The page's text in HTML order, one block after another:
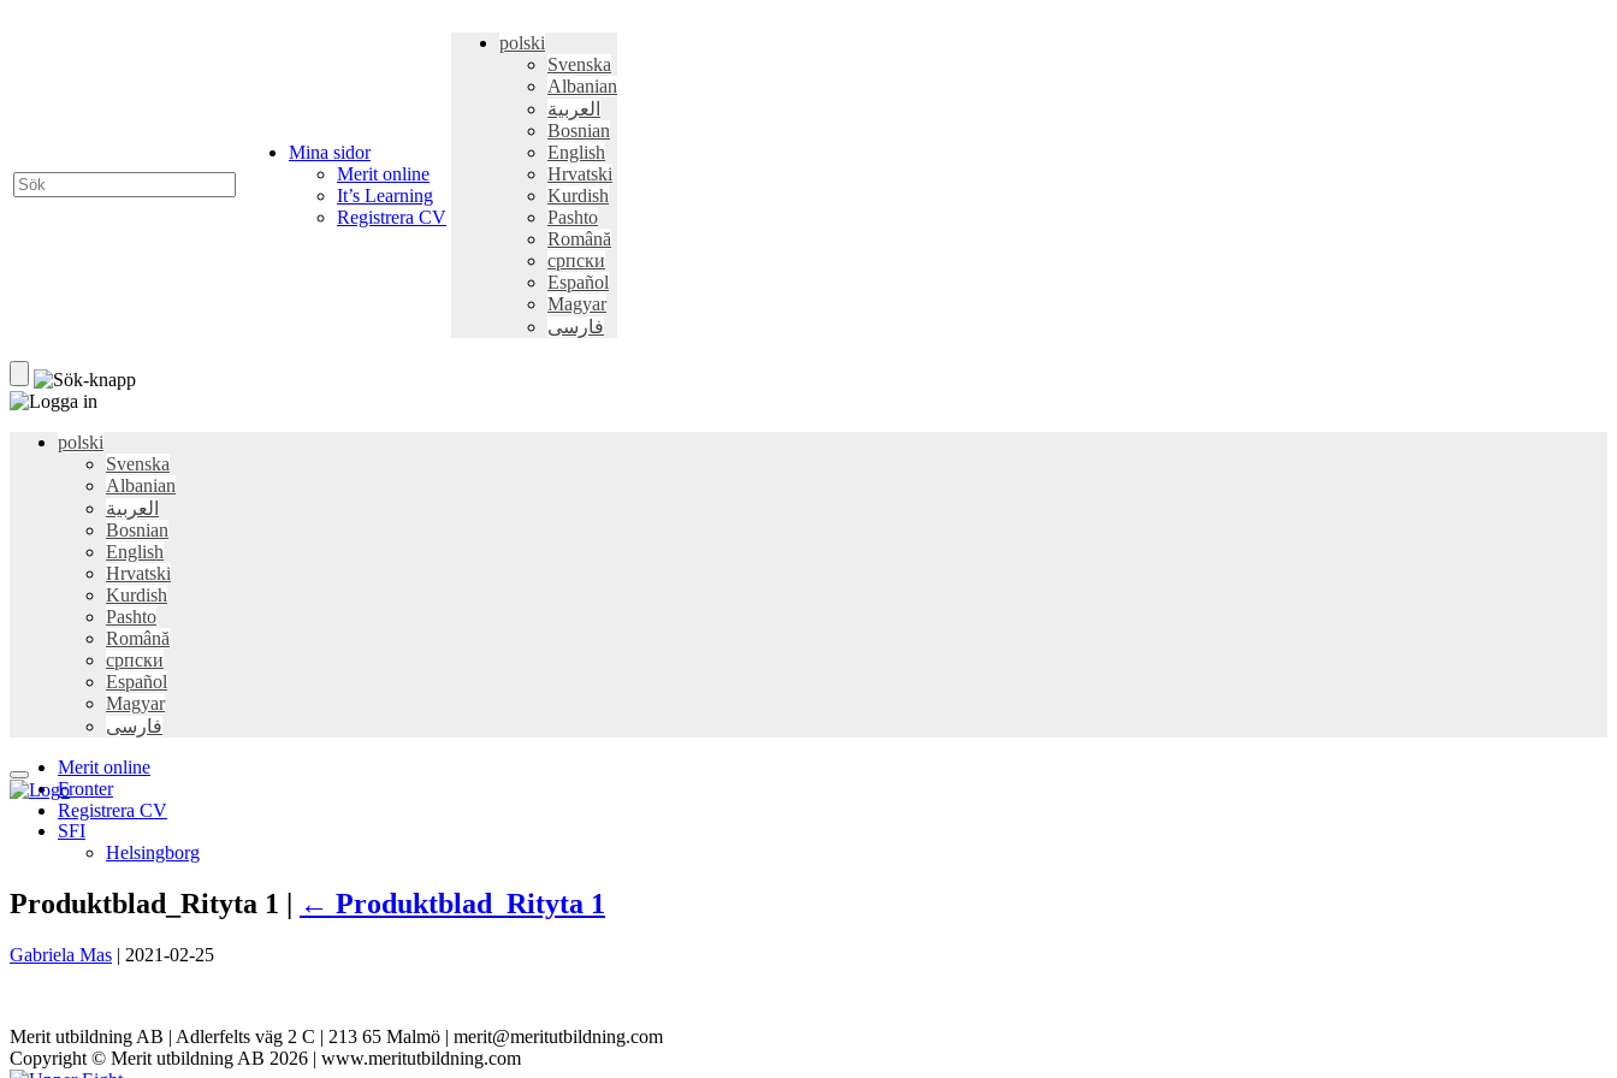
Mina sidor
Merit online
It’s Learning
Registrera CV
polski
Svenska
Albanian
العربية
Bosnian
English
Hrvatski
Kurdish
Pashto
Română
српски
Español
Magyar
فارسی
polski
Svenska
Albanian
العربية
Bosnian
English
Hrvatski
Kurdish
Pashto
Română
српски
Español
Magyar
فارسی
Merit online
Fronter
Registrera CV
SFI
Helsingborg
Produktblad_Rityta 1 | ← Produktblad_Rityta 1
Gabriela Mas | 2021-02-25
Merit utbildning AB | Adlerfelts väg 2 C | 213 65 Malmö | merit@meritutbildning.com
Copyright © Merit utbildning AB 2026 | www.meritutbildning.com